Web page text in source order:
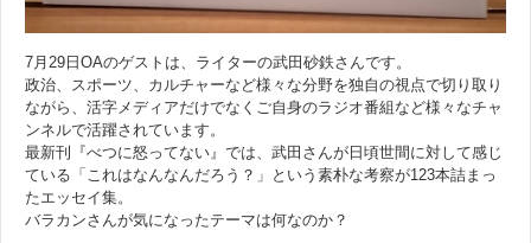
7月29日OAのゲストは、ライターの武田砂鉄さんです。
政治、スポーツ、カルチャーなど様々な分野を独自の視点で切り取り
ながら、活字メディアだけでなくご自身のラジオ番組など様々なチャ
ンネルで活躍されています。
最新刊『べつに怒ってない』では、武田さんが日頃世間に対して感じ
ている「これはなんなんだろう？」という素朴な考察が123本詰まっ
たエッセイ集。
バラカンさんが気になったテーマは何なのか？